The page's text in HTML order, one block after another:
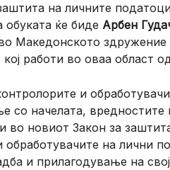
на личните
ќе биде Арбен
Македонското
работи во оваа област
и
со начелата, вредностите
новиот Закон за
на лични
и прилагодување на